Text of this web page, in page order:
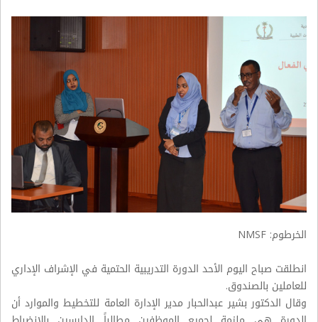
الخرطوم: NMSF
انطلقت صباح اليوم الأحد الدورة التدريبية الحتمية في الإشراف الإداري
للعاملين بالصندوق.
وقال الدكتور بشير عبدالحبار مدير الإدارة العامة للتخطيط والموارد أن